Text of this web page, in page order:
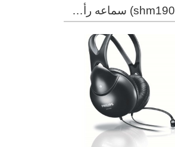
فيليبس (shm1900) سماعه رأس للكمبيوتر